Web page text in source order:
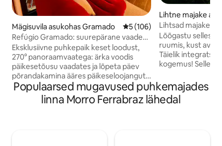
Mägisuvila asukohas Gramado Keskmine hinnang 5/5, 106
5 (106)
Refúgio Gramado: suurepärane vaade
Serra Gaúchale
Eksklusiivne puhkepaik keset loodust,
270° panoraamvaatega: ärka voodis
päikesetõusu vaadates ja lõpeta päev
põrandakamina ääres päikeseloojangut
imetledes. Mägimaja kamina ja
mullivanniga puhta mugavuse
hetkedeks. Magamistuba on köögist
Lihtne majake
vo Hamburgo
Lihtsad majakesed
Grande/ NH
Lõõgastu selles
ruumis, kust
Täielik
kogemus! Selles majakeses on olemas
võimalused. Moodsa sisekujundusega
majutuskohas on
diivanvoodi ja
Populaarsed mugavused puhkemajades
linna Morro Ferrabraz lähedal